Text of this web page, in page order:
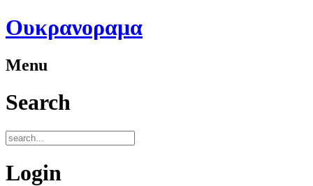
Ουκρανοραμα
Menu
Search
Login